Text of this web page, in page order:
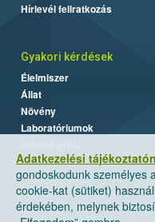
Adatkezelési
gondoskodunk személyes
cookie-kat (sütiket)
érdekében, melynek
Hírlevél feliratkozás
Gyakori kérdések
Élelmiszer
Állat
Növény
Laboratóriumok